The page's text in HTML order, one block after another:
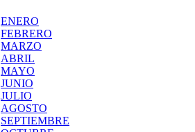
ENERO
FEBRERO
MARZO
ABRIL
MAYO
JUNIO
JULIO
AGOSTO
SEPTIEMBRE